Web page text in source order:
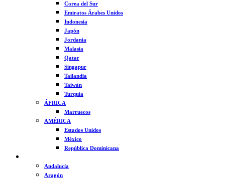
Corea del Sur
Emiratos Árabes Unidos
Indonesia
Japón
Jordania
Malasia
Qatar
Singapur
Tailandia
Taiwán
Turquía
ÁFRICA
Marruecos
AMÉRICA
Estados Unidos
México
República Dominicana
Andalucía
Aragón